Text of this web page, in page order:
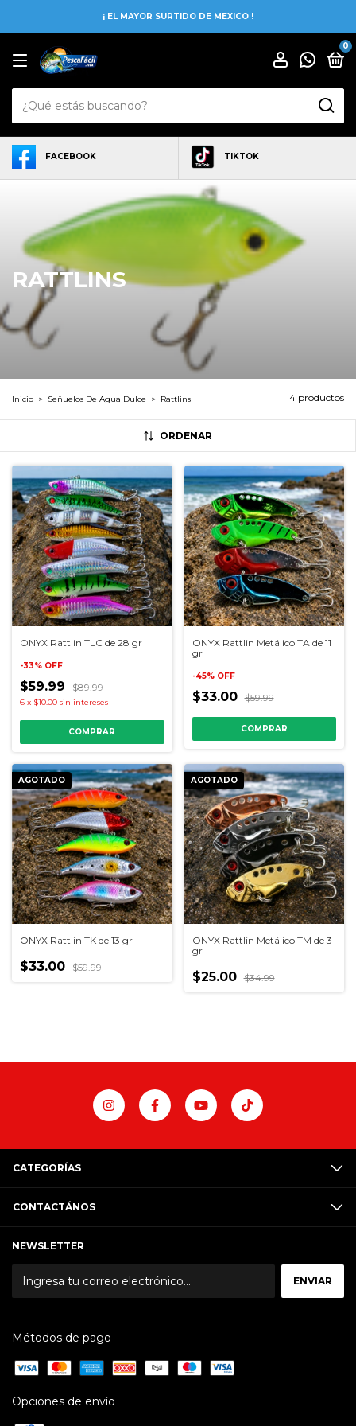
¡ EL MAYOR SURTIDO DE MEXICO !
0
FACEBOOK TIKTOK
RATTLINS
Inicio > Señuelos De Agua Dulce > Rattlins 4 productos
ORDENAR
ONYX Rattlin TLC de 28 gr
-33% OFF
$59.99 $89.99
6 x $10.00 sin intereses
COMPRAR
ONYX Rattlin Metálico TA de 11
gr
-45% OFF
$33.00 $59.99
COMPRAR
AGOTADO
ONYX Rattlin TK de 13 gr
$33.00 $59.99
AGOTADO
ONYX Rattlin Metálico TM de 3
gr
$25.00 $34.99
CATEGORÍAS
CONTACTÁNOS
NEWSLETTER
Métodos de pago
Opciones de envío